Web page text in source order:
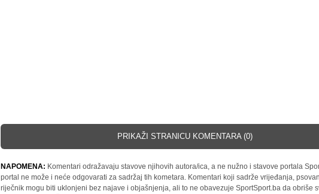
PRIKAŽI STRANICU KOMENTARA (0)
NAPOMENA: Komentari odražavaju stavove njihovih autora/ica, a ne nužno i stavove portala
portal ne može i neće odgovarati za sadržaj tih kometara. Komentari koji sadrže vrijeđanja,
riječnik mogu biti uklonjeni bez najave i objašnjenja, ali to ne obavezuje SportSport.ba da obriše